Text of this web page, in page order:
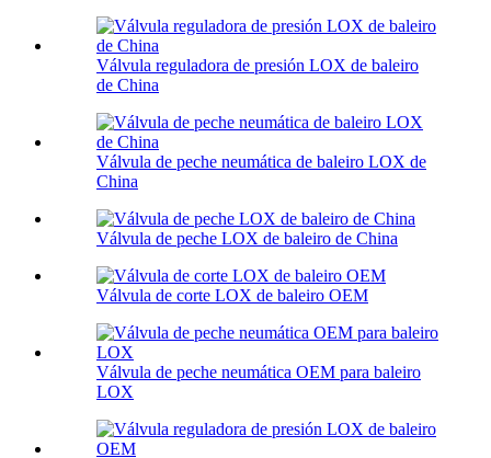
Válvula reguladora de presión LOX de baleiro
de China
Válvula de peche neumática de baleiro LOX de
China
Válvula de peche LOX de baleiro de China
Válvula de corte LOX de baleiro OEM
Válvula de peche neumática OEM para baleiro
LOX